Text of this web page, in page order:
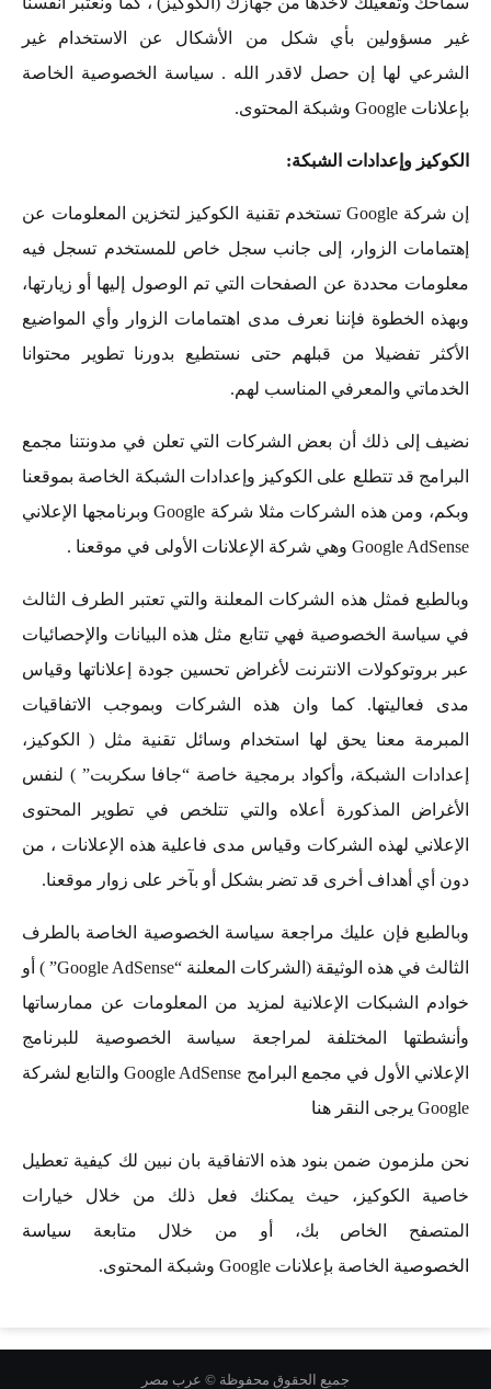
غير مسؤولين بأي شكل من الأشكال عن الاستخدام غير
الشرعي لها إن حصل لاقدر الله . سياسة الخصوصية الخاصة
بإعلانات Google وشبكة المحتوى.
الكوكيز وإعدادات الشبكة:
إن شركة Google تستخدم تقنية الكوكيز لتخزين المعلومات عن
إهتمامات الزوار، إلى جانب سجل خاص للمستخدم تسجل فيه
معلومات محددة عن الصفحات التي تم الوصول إليها أو زيارتها،
وبهذه الخطوة فإننا نعرف مدى اهتمامات الزوار وأي المواضيع
الأكثر تفضيلا من قبلهم حتى نستطيع بدورنا تطوير محتوانا
الخدماتي والمعرفي المناسب لهم.
نضيف إلى ذلك أن بعض الشركات التي تعلن في مدونتنا مجمع
البرامج قد تتطلع على الكوكيز وإعدادات الشبكة الخاصة بموقعنا
وبكم، ومن هذه الشركات مثلا شركة Google وبرنامجها الإعلاني
Google AdSense وهي شركة الإعلانات الأولى في موقعنا .
وبالطبع فمثل هذه الشركات المعلنة والتي تعتبر الطرف الثالث
في سياسة الخصوصية فهي تتابع مثل هذه البيانات والإحصائيات
عبر بروتوكولات الانترنت لأغراض تحسين جودة إعلاناتها وقياس
مدى فعاليتها. كما وان هذه الشركات وبموجب الاتفاقيات
المبرمة معنا يحق لها استخدام وسائل تقنية مثل ( الكوكيز،
إعدادات الشبكة، وأكواد برمجية خاصة “جافا سكربت” ) لنفس
الأغراض المذكورة أعلاه والتي تتلخص في تطوير المحتوى
الإعلاني لهذه الشركات وقياس مدى فاعلية هذه الإعلانات ، من
دون أي أهداف أخرى قد تضر بشكل أو بآخر على زوار موقعنا.
وبالطبع فإن عليك مراجعة سياسة الخصوصية الخاصة بالطرف
الثالث في هذه الوثيقة (الشركات المعلنة “Google AdSense” ) أو
خوادم الشبكات الإعلانية لمزيد من المعلومات عن ممارساتها
وأنشطتها المختلفة لمراجعة سياسة الخصوصية للبرنامج
الإعلاني الأول في مجمع البرامج Google AdSense والتابع لشركة
Google يرجى النقر
هنا
نحن ملزمون ضمن بنود هذه الاتفاقية بان نبين لك كيفية تعطيل
خاصية الكوكيز، حيث يمكنك فعل ذلك من خلال خيارات
المتصفح الخاص بك، أو من خلال متابعة سياسة
الخصوصية الخاصة بإعلانات Google وشبكة المحتوى.
جميع الحقوق محفوظة © عرب مصر